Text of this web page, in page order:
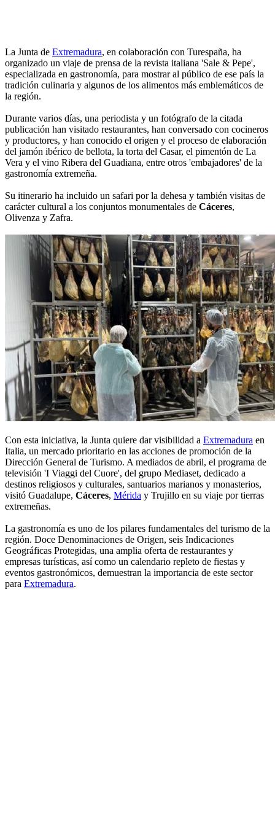
La Junta de Extremadura, en colaboración con Turespaña, ha
organizado un viaje de prensa de la revista italiana 'Sale & Pepe',
especializada en gastronomía, para mostrar al público de ese país la
tradición culinaria y algunos de los alimentos más emblemáticos de
la región.
Durante varios días, una periodista y un fotógrafo de la citada
publicación han visitado restaurantes, han conversado con cocineros
y productores, y han conocido el origen y el proceso de elaboración
del jamón ibérico de bellota, la torta del Casar, el pimentón de La
Vera y el vino Ribera del Guadiana, entre otros 'embajadores' de la
gastronomía extremeña.
Su itinerario ha incluido un safari por la dehesa y también visitas de
carácter cultural a los conjuntos monumentales de Cáceres,
Olivenza y Zafra.
Con esta iniciativa, la Junta quiere dar visibilidad a Extremadura en
Italia, un mercado prioritario en las acciones de promoción de la
Dirección General de Turismo. A mediados de abril, el programa de
televisión 'I Viaggi del Cuore', del grupo Mediaset, dedicado a
destinos religiosos y culturales, santuarios marianos y monasterios,
visitó Guadalupe, Cáceres, Mérida y Trujillo en su viaje por tierras
extremeñas.
La gastronomía es uno de los pilares fundamentales del turismo de la
región. Doce Denominaciones de Origen, seis Indicaciones
Geográficas Protegidas, una amplia oferta de restaurantes y
empresas turísticas, así como un calendario repleto de fiestas y
eventos gastronómicos, demuestran la importancia de este sector
para Extremadura.